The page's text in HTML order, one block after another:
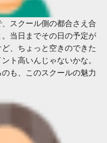
スクール側の都合さえ合
当日までその日の予定が
、ちょっと空きのできた
ト高いんじゃないかな。
も、このスクールの魅力